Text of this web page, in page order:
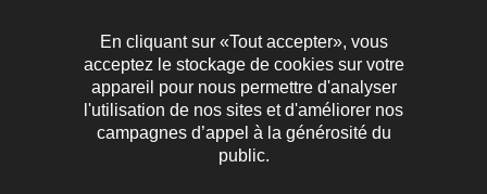
En cliquant sur «Tout accepter», vous
acceptez le stockage de cookies sur votre
appareil pour nous permettre d'analyser
l'utilisation de nos sites et d'améliorer nos
campagnes d’appel à la générosité du
public.